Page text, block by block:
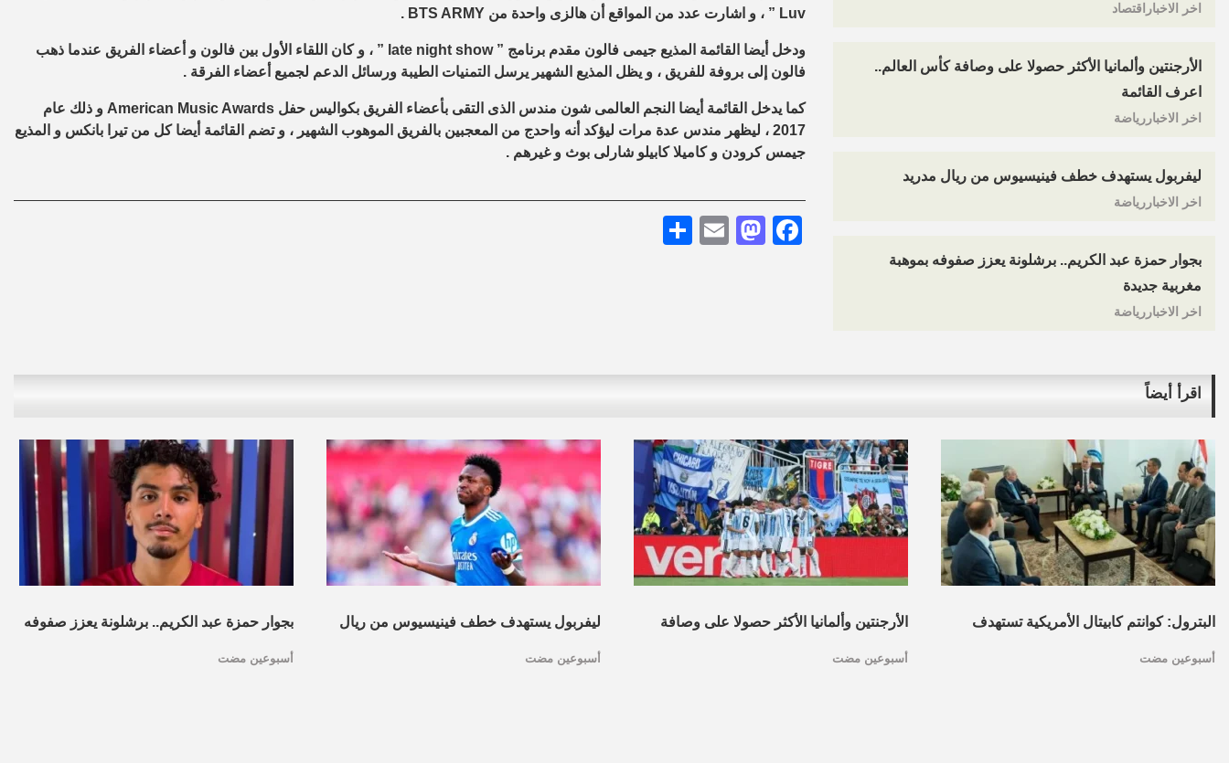
اخر الاخباراقتصاد
الأرجنتين وألمانيا الأكثر حصولا على وصافة كأس العالم..
اعرف القائمة
اخر الاخباررياضة
ليفربول يستهدف خطف فينيسيوس من ريال مدريد
اخر الاخباررياضة
بجوار حمزة عبد الكريم.. برشلونة يعزز صفوفه بموهبة
مغربية جديدة
اخر الاخباررياضة
Luv ” ، و اشارت عدد من المواقع أن هالزى واحدة من BTS ARMY
.
ودخل أيضا القائمة المذيع جيمى فالون مقدم برنامج ”late night show ” ، و كان اللقاء الأول بين فالون و أعضاء الفريق عندما ذهب
فالون إلى بروفة للفريق ، و يظل المذيع الشهير يرسل التمنيات الطيبة ورسائل الدعم لجميع أعضاء الفرقة .
كما يدخل القائمة أيضا النجم العالمى شون مندس الذى التقى بأعضاء الفريق بكواليس حفل American Music Awards و ذلك عام
2017 ، ليظهر مندس عدة مرات ليؤكد أنه واحدج من المعجبين بالفريق الموهوب الشهير ، و تضم القائمة أيضا كل من تيرا بانكس و المذيع
جيمس كرودن و كاميلا كابيلو شارلى بوث و غيرهم .
Facebook
Mastodon
Email
اقرأ أيضاً
البترول: كوانتم كابيتال الأمريكية تستهدف
أسبوعين مضت
الأرجنتين وألمانيا الأكثر حصولا على وصافة
أسبوعين مضت
ليفربول يستهدف خطف فينيسيوس من ريال
أسبوعين مضت
بجوار حمزة عبد الكريم.. برشلونة يعزز صفوفه
أسبوعين مضت